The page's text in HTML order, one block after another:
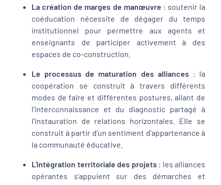
La création de marges de manœuvre : soutenir la
coéducation nécessite de dégager du temps
institutionnel pour permettre aux agents et
enseignants de participer activement à des
espaces de co-construction.
Le processus de maturation des alliances : la
coopération se construit à travers différents
modes de faire et différentes postures, allant de
l'interconnaissance et du diagnostic partagé à
l'instauration de relations horizontales. Elle se
construit à partir d’un sentiment d'appartenance à
la communauté éducative.
L'intégration territoriale des projets: les alliances
opérantes s'appuient sur des démarches et